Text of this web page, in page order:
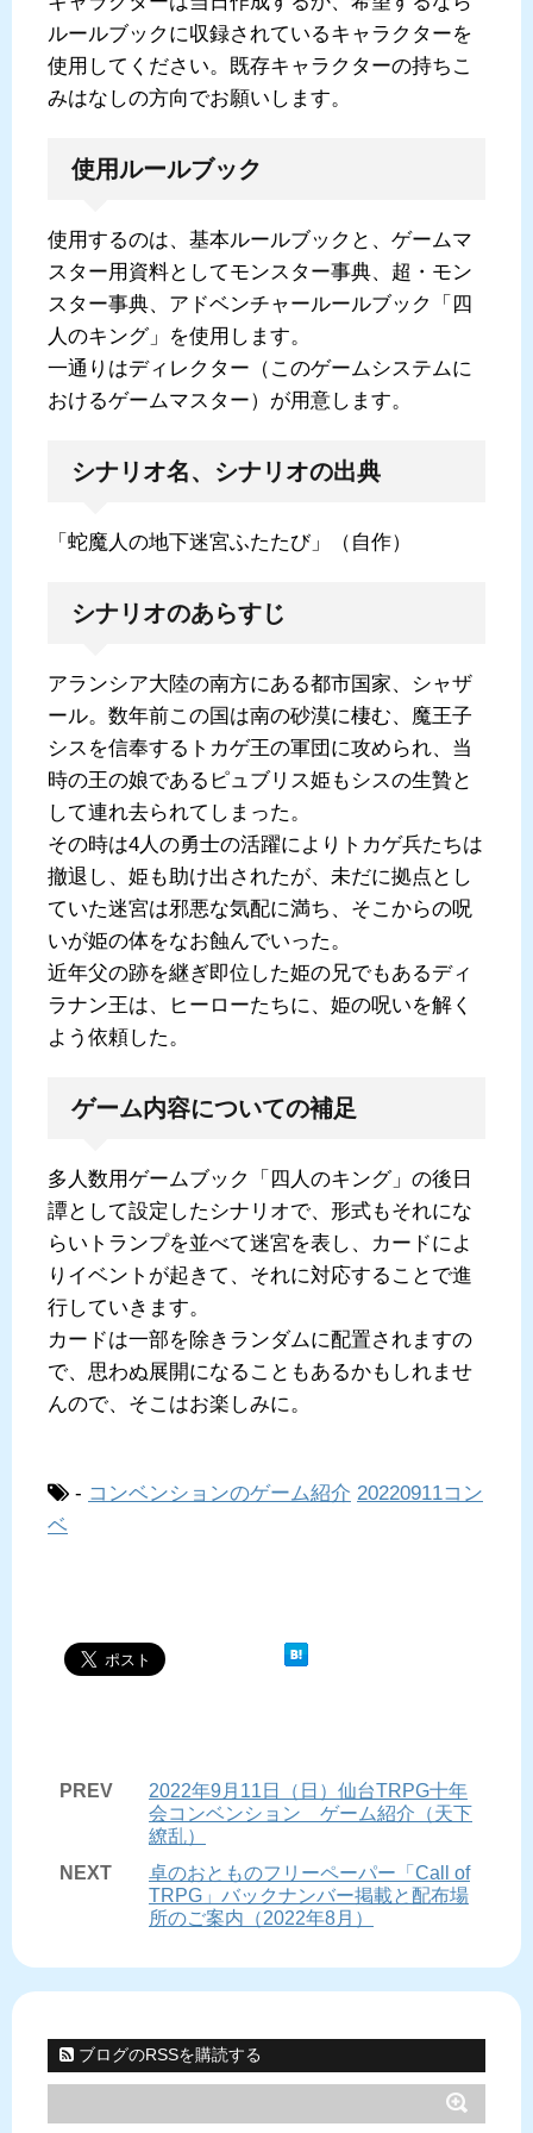
ルールブックに収録されているキャラクターを
使用してください。既存キャラクターの持ちこ
みはなしの方向でお願いします。
使用ルールブック
使用するのは、基本ルールブックと、ゲームマ
スター用資料としてモンスター事典、超・モン
スター事典、アドベンチャールールブック「四
人のキング」を使用します。
一通りはディレクター（このゲームシステムに
おけるゲームマスター）が用意します。
シナリオ名、シナリオの出典
「蛇魔人の地下迷宮ふたたび」（自作）
シナリオのあらすじ
アランシア大陸の南方にある都市国家、シャザ
ール。数年前この国は南の砂漠に棲む、魔王子
シスを信奉するトカゲ王の軍団に攻められ、当
時の王の娘であるピュブリス姫もシスの生贄と
して連れ去られてしまった。
その時は4人の勇士の活躍によりトカゲ兵たちは
撤退し、姫も助け出されたが、未だに拠点とし
ていた迷宮は邪悪な気配に満ち、そこからの呪
いが姫の体をなお蝕んでいった。
近年父の跡を継ぎ即位した姫の兄でもあるディ
ラナン王は、ヒーローたちに、姫の呪いを解く
よう依頼した。
ゲーム内容についての補足
多人数用ゲームブック「四人のキング」の後日
譚として設定したシナリオで、形式もそれにな
らいトランプを並べて迷宮を表し、カードによ
りイベントが起きて、それに対応することで進
行していきます。
カードは一部を除きランダムに配置されますの
で、思わぬ展開になることもあるかもしれませ
んので、そこはお楽しみに。
- コンベンションのゲーム紹介 20220911コン
ベ
PREV
2022年9月11日（日）仙台TRPG十年
会コンベンション ゲーム紹介（天下
繚乱）
NEXT
卓のおとものフリーペーパー「Call of
TRPG」バックナンバー掲載と配布場
所のご案内（2022年8月）
ブログのRSSを購読する